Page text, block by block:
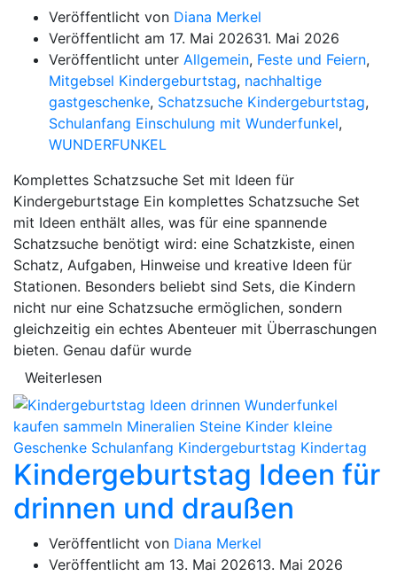
Veröffentlicht von Diana Merkel
Veröffentlicht am 17. Mai 202631. Mai 2026
Veröffentlicht unter Allgemein, Feste und Feiern,
Mitgebsel Kindergeburtstag, nachhaltige
gastgeschenke, Schatzsuche Kindergeburtstag,
Schulanfang Einschulung mit Wunderfunkel,
WUNDERFUNKEL
Komplettes Schatzsuche Set mit Ideen für
Kindergeburtstage Ein komplettes Schatzsuche Set
mit Ideen enthält alles, was für eine spannende
Schatzsuche benötigt wird: eine Schatzkiste, einen
Schatz, Aufgaben, Hinweise und kreative Ideen für
Stationen. Besonders beliebt sind Sets, die Kindern
nicht nur eine Schatzsuche ermöglichen, sondern
gleichzeitig ein echtes Abenteuer mit Überraschungen
bieten. Genau dafür wurde
Weiterlesen
Kindergeburtstag Ideen für
drinnen und draußen
Veröffentlicht von Diana Merkel
Veröffentlicht am 13. Mai 202613. Mai 2026